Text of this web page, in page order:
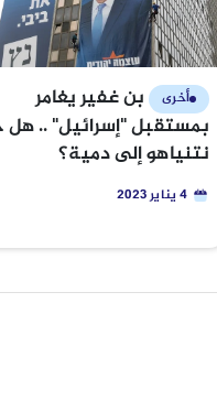
أخرى
بن غفير يغامر
بمستقبل "إسرائيل" ..
نتنياهو إلى دمية؟
4 يناير 2023